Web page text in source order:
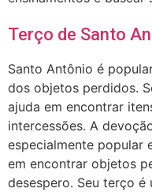
Terço de Santo
Santo Antônio é
dos objetos perdidos.
ajuda em encontrar
intercessões. A
especialmente popular
em encontrar objetos
desespero. Seu terço